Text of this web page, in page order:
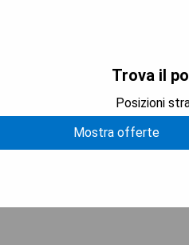
Trova il
Posizioni
Mostra offerte